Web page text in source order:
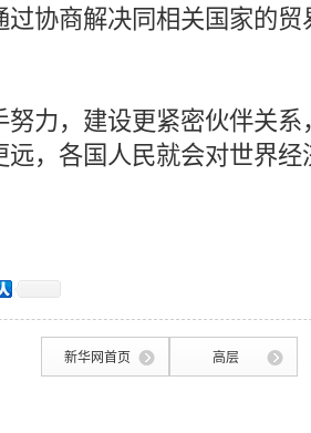
过协商解决同相关国家的贸
，建设更紧密伙伴关系
远，各国人民就会对世界
新华网首页 高层